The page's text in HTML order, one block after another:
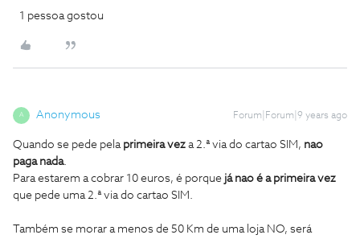
1 pessoa gostou
A Anonymous Forum|Forum|9 years ago
Quando se pede pela primeira vez a 2.ª via do cartao SIM, nao
paga nada.
Para estarem a cobrar 10 euros, é porque já nao é a primeira vez
que pede uma 2.ª via do cartao SIM.
Também se morar a menos de 50 Km de uma loja NO, será